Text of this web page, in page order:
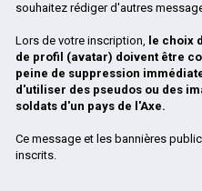
souhaitez rédiger d'autres
Lors de votre inscription, le choix
de profil (avatar) doivent être
peine de suppression
d'utiliser des pseudos ou des
soldats d'un pays de l'Axe.
Ce message et les bannières
inscrits.